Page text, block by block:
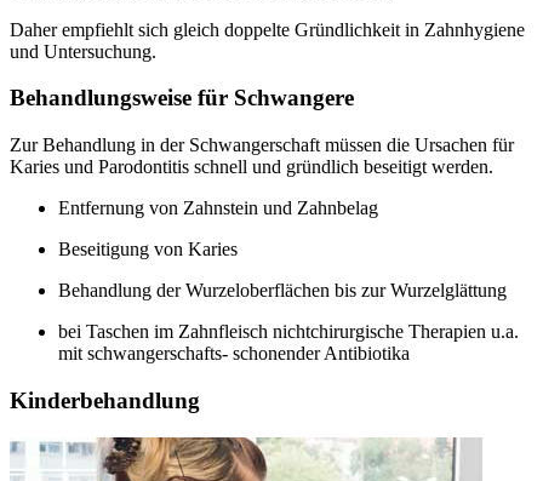
Daher empfiehlt sich gleich doppelte Gründlichkeit in Zahnhygiene
und Untersuchung.
Behandlungsweise für Schwangere
Zur Behandlung in der Schwangerschaft müssen die Ursachen für
Karies und Parodontitis schnell und gründlich beseitigt werden.
Entfernung von Zahnstein und Zahnbelag
Beseitigung von Karies
Behandlung der Wurzeloberflächen bis zur Wurzelglättung
bei Taschen im Zahnfleisch nichtchirurgische Therapien u.a.
mit schwangerschafts- schonender Antibiotika
Kinderbehandlung